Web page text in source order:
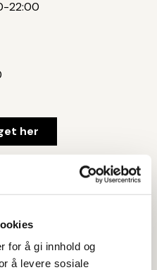
for å gi innhold og
å levere sosiale
22:00
her